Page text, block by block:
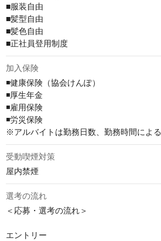
■服装自由
■髪型自由
■髪色自由
■正社員登用制度
加入保険
◾️健康保険（協会けんぽ）
◾️厚生年金
◾️雇用保険
◾️労災保険
※アルバイトは勤務日数、勤務時間による
受動喫煙対策
屋内禁煙
選考の流れ
＜応募・選考の流れ＞
エントリー